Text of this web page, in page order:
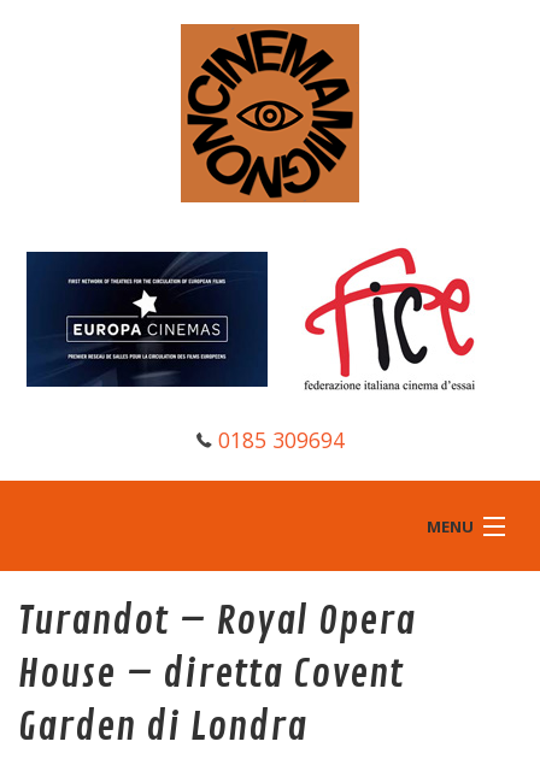
0185 309694
MENU
Programma
Turandot – Royal Opera
House – diretta Covent
Garden di Londra